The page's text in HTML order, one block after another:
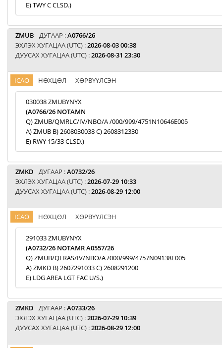
E) TWY C CLSD.)
ZMUB ДУГААР :A0766/26
ЭХЛЭХ ХУГАЦАА (UTC) :2026-08-03 00:38
ДУУСАХ ХУГАЦАА (UTC) :2026-08-31 23:30
ICAO НӨХЦӨЛ ХӨРВҮҮЛСЭН
030038 ZMUBYNYX
(A0766/26 NOTAMN
Q) ZMUB/QMRLC/IV/NBO/A /000/999/4751N10646E005
A) ZMUB B) 2608030038 C) 2608312330
E) RWY 15/33 CLSD.)
ZMKD ДУГААР :A0732/26
ЭХЛЭХ ХУГАЦАА (UTC) :2026-07-29 10:33
ДУУСАХ ХУГАЦАА (UTC) :2026-08-29 12:00
ICAO НӨХЦӨЛ ХӨРВҮҮЛСЭН
291033 ZMUBYNYX
(A0732/26 NOTAMR A0557/26
Q) ZMUB/QLRAS/IV/NBO/A /000/999/4757N09138E005
A) ZMKD B) 2607291033 C) 2608291200
E) LDG AREA LGT FAC U/S.)
ZMKD ДУГААР :A0733/26
ЭХЛЭХ ХУГАЦАА (UTC) :2026-07-29 10:39
ДУУСАХ ХУГАЦАА (UTC) :2026-08-29 12:00